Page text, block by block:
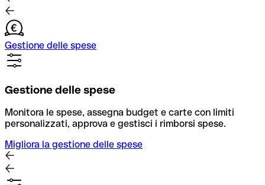
Gestione delle spese
Gestione delle spese
Monitora le spese, assegna budget e carte con limiti
personalizzati, approva e gestisci i rimborsi spese.
Migliora la gestione delle spese